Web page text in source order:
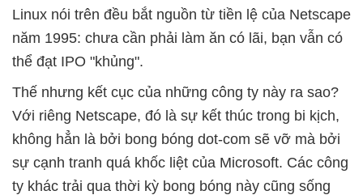
Linux nói trên đều bắt nguồn từ tiền lệ của Netscape
năm 1995: chưa cần phải làm ăn có lãi, bạn vẫn có
thể đạt IPO "khủng".
Thế nhưng kết cục của những công ty này ra sao?
Với riêng Netscape, đó là sự kết thúc trong bi kịch,
không hẳn là bởi bong bóng dot-com sẽ vỡ mà bởi
sự cạnh tranh quá khốc liệt của Microsoft. Các công
ty khác trải qua thời kỳ bong bóng này cũng sống